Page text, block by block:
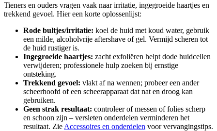
Tieners en ouders vragen vaak naar irritatie, ingegroeide haartjes en
trekkend gevoel. Hier een korte oplossenlijst:
Rode bultjes/irritatie: koel de huid met koud water, gebruik
een milde, alcoholvrije aftershave of gel. Vermijd scheren tot
de huid rustiger is.
Ingegroeide haartjes: zacht exfoliëren helpt dode huidcellen
verwijderen; professionele hulp zoeken bij ernstige
ontsteking.
Trekkend gevoel: vlakt af na wennen; probeer een ander
scheerhoofd of een scheerapparaat dat nat en droog kan
gebruiken.
Geen strak resultaat: controleer of messen of folies scherp
en schoon zijn – versleten onderdelen verminderen het
resultaat. Zie Accessoires en onderdelen voor vervangingstips.